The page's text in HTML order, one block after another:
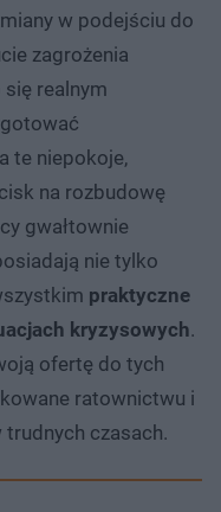
w podejściu do
zagrożenia
się realnym
te niepokoje,
na rozbudowę
gwałtownie
nie tylko
praktyczne
kryzysowych.
ofertę do tych
ratownictwu i
czasach.